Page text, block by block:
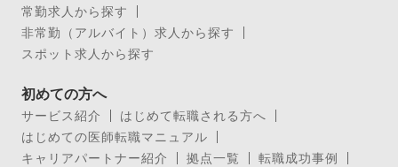
常勤求人から探す
非常勤（アルバイト）求人から探す
スポット求人から探す
初めての方へ
サービス紹介
はじめて転職される方へ
はじめての医師転職マニュアル
キャリアパートナー紹介
拠点一覧
転職成功事例